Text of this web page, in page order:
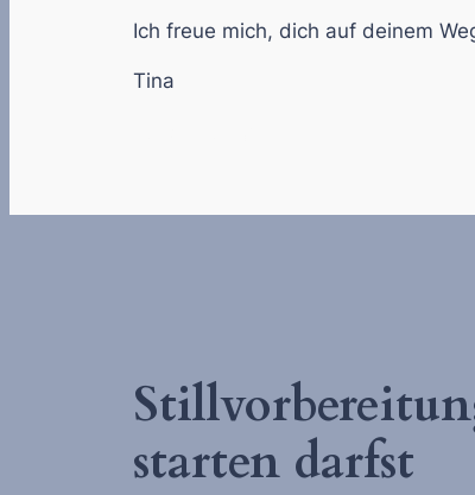
Ich freue mich, dich auf deinem
Tina
starten darfst